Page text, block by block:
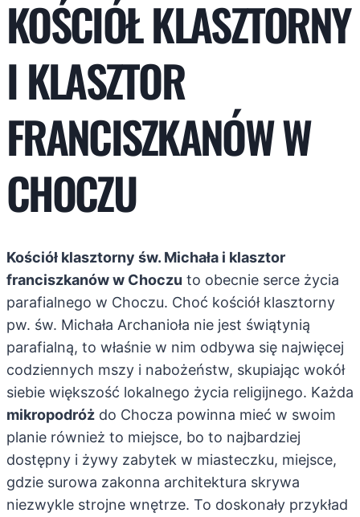
KOŚCIÓŁ KLASZTORNY
I KLASZTOR
FRANCISZKANÓW W
CHOCZU
Kościół klasztorny św. Michała i klasztor
franciszkanów w Choczu to obecnie serce życia
parafialnego w Choczu. Choć kościół klasztorny
pw. św. Michała Archanioła nie jest świątynią
parafialną, to właśnie w nim odbywa się najwięcej
codziennych mszy i nabożeństw, skupiając wokół
siebie większość lokalnego życia religijnego. Każda
mikropodróż do Chocza powinna mieć w swoim
planie również to miejsce, bo to najbardziej
dostępny i żywy zabytek w miasteczku, miejsce,
gdzie surowa zakonna architektura skrywa
niezwykle strojne wnętrze. To doskonały przykład